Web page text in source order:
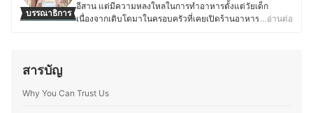
บรรณาธิการ
อีสาน แต่มีความหลงใหลในการทำอาหารตั้งแต่วัยเด็ก
เนื่องจากเติบโตมาในครอบครัวที่เคยเปิดร้านอาหาร ทำให้มี
เพื่อให้ผู้อ่านสามารถนำไปปรับใช้ในชีวิตประจำวันได้ง่ายขึ้น
…อ่านต่อ
สารบัญ
Why You Can Trust Us